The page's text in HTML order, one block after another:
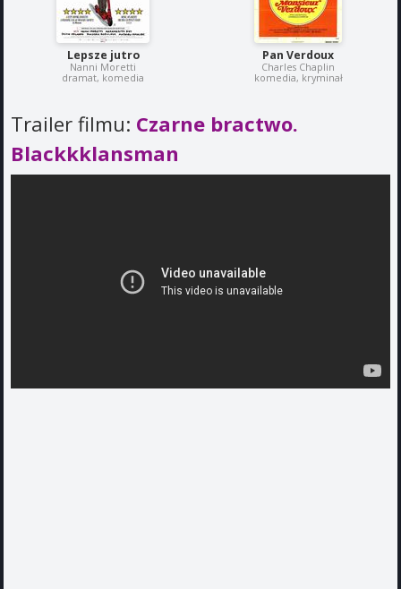
Lepsze jutro
Nanni Moretti
dramat, komedia
Pan Verdoux
Charles Chaplin
komedia, kryminał
Trailer filmu: Czarne bractwo.
Blackkklansman